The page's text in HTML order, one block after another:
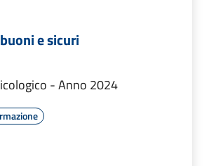
e sicuri
- Anno 2024